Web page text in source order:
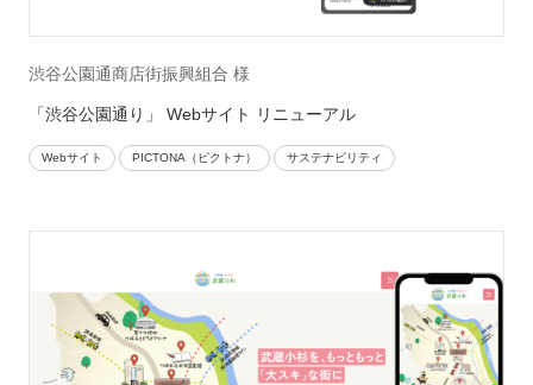
渋谷公園通商店街振興組合 様
「渋谷公園通り」 Webサイト リニューアル
Webサイト PICTONA（ピクトナ） サステナビリティ